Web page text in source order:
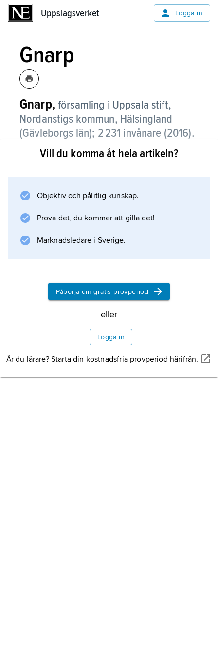
Uppslagsverket Logga in
Gnarp
Gnarp, församling i Uppsala stift,
Nordanstigs kommun, Hälsingland
(Gävleborgs län); 2 231 invånare (2016).
Gnarp består av en koncentrerad
utanför denna.
Information om artikeln
Vill du komma åt hela artikeln?
Objektiv och pålitlig kunskap.
Prova det, du kommer att gilla det!
Marknadsledare i Sverige.
Påbörja din gratis provperiod
eller
Logga in
Är du lärare? Starta din kostnadsfria provperiod härifrån.